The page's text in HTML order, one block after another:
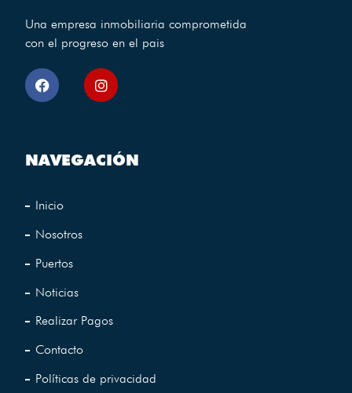
Una empresa inmobiliaria comprometida
con el progreso en el pais
NAVEGACIÓN
Inicio
Nosotros
Puertos
Noticias
Realizar Pagos
Contacto
Políticas de privacidad